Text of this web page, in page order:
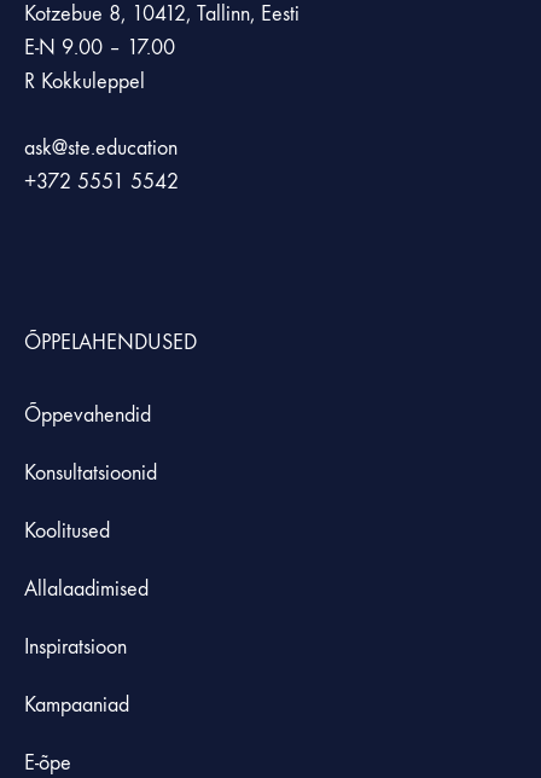
Kotzebue 8, 10412, Tallinn, Eesti
E-N 9.00 – 17.00
R Kokkuleppel
ask@ste.education
+372 5551 5542
ÕPPELAHENDUSED
Õppevahendid
Konsultatsioonid
Koolitused
Allalaadimised
Inspiratsioon
Kampaaniad
E-õpe